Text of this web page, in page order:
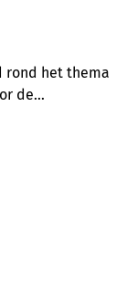
rond het thema
de…